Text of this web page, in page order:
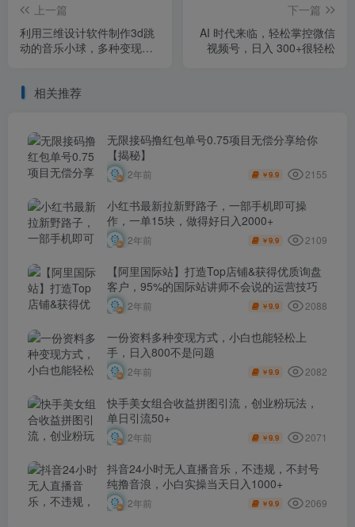
上一篇
利用三维设计软件制作3d跳
动的音乐小球，多种变现方
下一篇
AI 时代来临，轻松掌控微信
视频号，日入 300+很轻松
相关推荐
无限接码撸红包单号0.75项目无偿分享给你
【揭秘】
2年前 ￥9.9 2155
小红书最新拉新野路子，一部手机即可操
作，一单15块，做得好日入2000+
2年前 ￥9.9 2109
【阿里国际站】打造Top店铺&获得优质询盘
客户，​95%的国际站讲师不会说的运营技巧
2年前 ￥9.9 2088
一份资料多种变现方式，小白也能轻松上
手，日入800不是问题
2年前 ￥9.9 2082
快手美女组合收益拼图引流，创业粉玩法，
单日引流50+
2年前 ￥9.9 2071
抖音24小时无人直播音乐，不违规，不封号
纯撸音浪，小白实操当天日入1000+
2年前 ￥9.9 2069